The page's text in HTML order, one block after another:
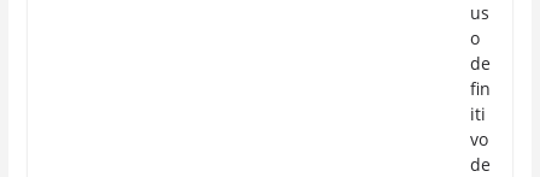
us
o
de
fin
iti
vo
de